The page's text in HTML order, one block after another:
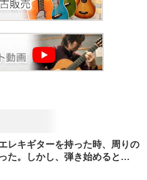
レキギターを持った時、周りの
た。しかし、弾き始めると…